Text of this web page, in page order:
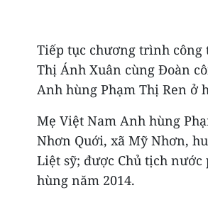
Tiếp tục chương trình công
Thị Ánh Xuân cùng Đoàn
Anh hùng Phạm Thị Ren ở
Mẹ Việt Nam Anh hùng
Nhơn Quới, xã Mỹ Nhơn,
Liệt sỹ; được Chủ tịch
hùng năm 2014.